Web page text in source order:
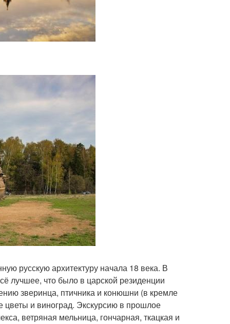
русскую архитектуру начала 18 века. В
лучшее, что было в царской резиденции
зверинца, птичника и конюшни (в кремле
и виноград. Экскурсию в прошлое
ветряная мельница, гончарная, ткацкая и